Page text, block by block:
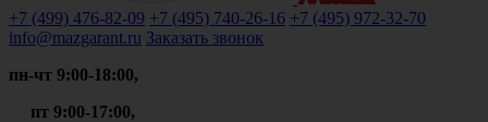
+7 (499) 476-82-09 +7 (495) 740-26-16 +7 (495) 972-32-70
info@mazgarant.ru Заказать звонок
пн-чт 9:00-18:00,
пт 9:00-17:00,